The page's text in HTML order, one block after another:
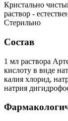
Кристально
раствор -
Стерильно
Состав
1 мл раствора
кислоту в виде
калия хлорид,
натрия